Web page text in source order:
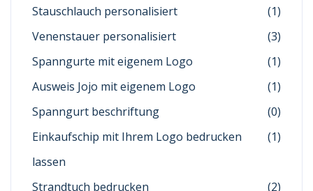
Stauschlauch personalisiert
(1)
Venenstauer personalisiert
(3)
Spanngurte mit eigenem Logo
(1)
Ausweis Jojo mit eigenem Logo
(1)
Spanngurt beschriftung
(0)
Einkaufschip mit Ihrem Logo bedrucken
lassen
(1)
Strandtuch bedrucken
(2)